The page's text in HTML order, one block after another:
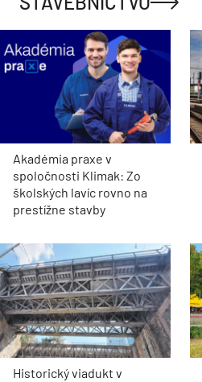
Akadémia praxe v
spoločnosti Klimak: Zo
školských lavíc rovno na
prestížne stavby
Historický viadukt v